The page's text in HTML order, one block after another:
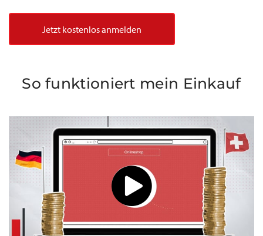
Jetzt kostenlos anmelden
So funktioniert mein Einkauf